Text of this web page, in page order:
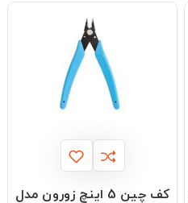
کف چین 5 اینچ زورون مدل